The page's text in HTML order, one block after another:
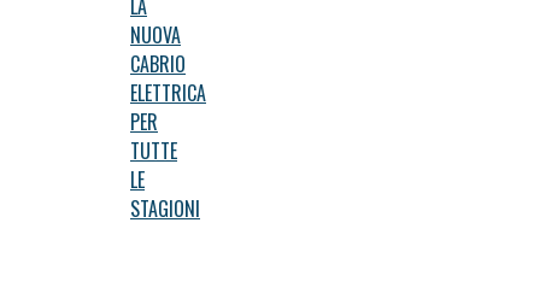
NUOVA
CABRIO
ELETTRICA
PER
TUTTE
LE
STAGIONI